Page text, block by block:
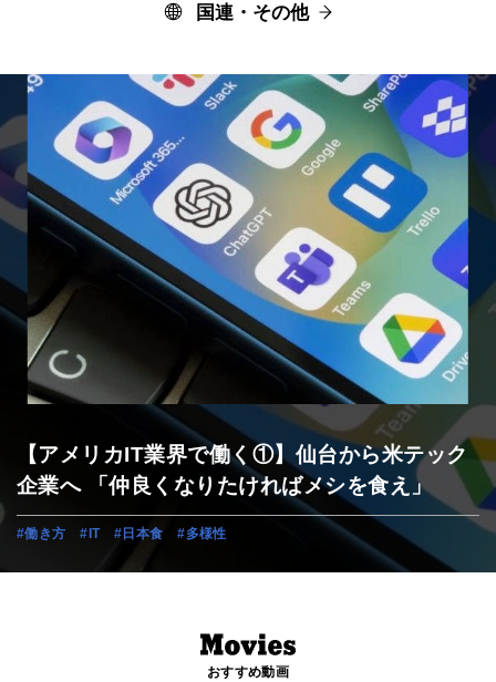
国連・その他
【アメリカIT業界で働く①】仙台から米テック
企業へ 「仲良くなりたければメシを食え」
#働き方 #IT #日本食 #多様性
おすすめ動画